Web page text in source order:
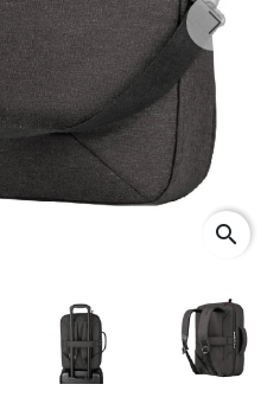
Next
search